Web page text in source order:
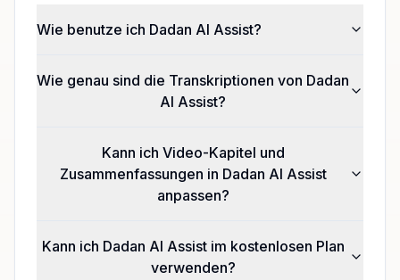
Wie benutze ich Dadan AI Assist?
Wie genau sind die Transkriptionen von Dadan
AI Assist?
Kann ich Video-Kapitel und
Zusammenfassungen in Dadan AI Assist
anpassen?
Kann ich Dadan AI Assist im kostenlosen Plan
verwenden?